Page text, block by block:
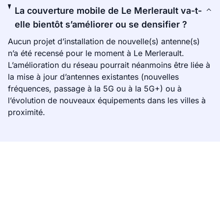
La couverture mobile de Le Merlerault va-t-
elle bientôt s’améliorer ou se densifier ?
Aucun projet d’installation de nouvelle(s) antenne(s)
n’a été recensé pour le moment à Le Merlerault.
L’amélioration du réseau pourrait néanmoins être liée à
la mise à jour d’antennes existantes (nouvelles
fréquences, passage à la 5G ou à la 5G+) ou à
l’évolution de nouveaux équipements dans les villes à
proximité.